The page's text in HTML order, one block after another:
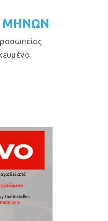
ΜΗΝΩΝ